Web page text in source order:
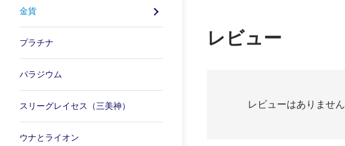
金貨
プラチナ
パラジウム
スリーグレイセス（三美神）
ウナとライオン
レビュー
レビューはありません